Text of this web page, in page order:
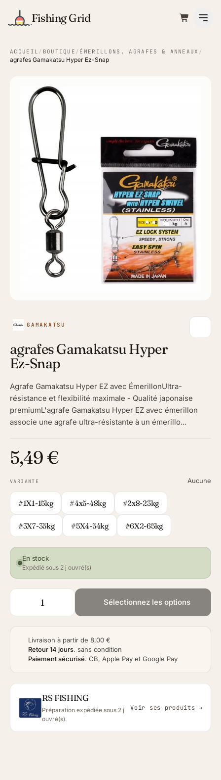
Fishing Grid
ACCUEIL / BOUTIQUE / ÉMERILLONS, AGRAFES & ANNEAUX /
agrafes Gamakatsu Hyper Ez-Snap
GAMAKATSU
agrafes Gamakatsu Hyper
Ez-Snap
Agrafe Gamakatsu Hyper EZ avec ÉmerillonUltra-
résistance et flexibilité maximale - Qualité japonaise
premiumL'agrafe Gamakatsu Hyper EZ avec émerillon
associe une agrafe ultra-résistante à un émerillo...
5,49 €
VARIANTE Aucune
#1X1-15kg #4x5-48kg #2x8-23kg
#3X7-35kg #5X4-54kg #6X2-65kg
En stock
Expédié sous 2 j ouvré(s)
Sélectionnez les options
Livraison à partir de 8,00 €
Retour 14 jours. sans condition
Paiement sécurisé. CB, Apple Pay et Google Pay
RS FISHING
Préparation expédiée sous 2 j
ouvré(s).
Voir ses produits →